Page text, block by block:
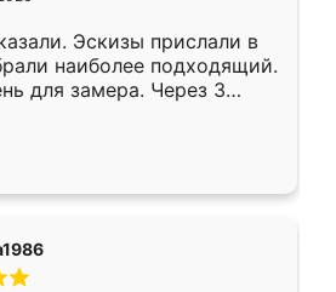
Эскизы прислали в
наиболее подходящий.
для замера. Через 3
уже готова. Остались
Спасибо Ренессанс
работу!